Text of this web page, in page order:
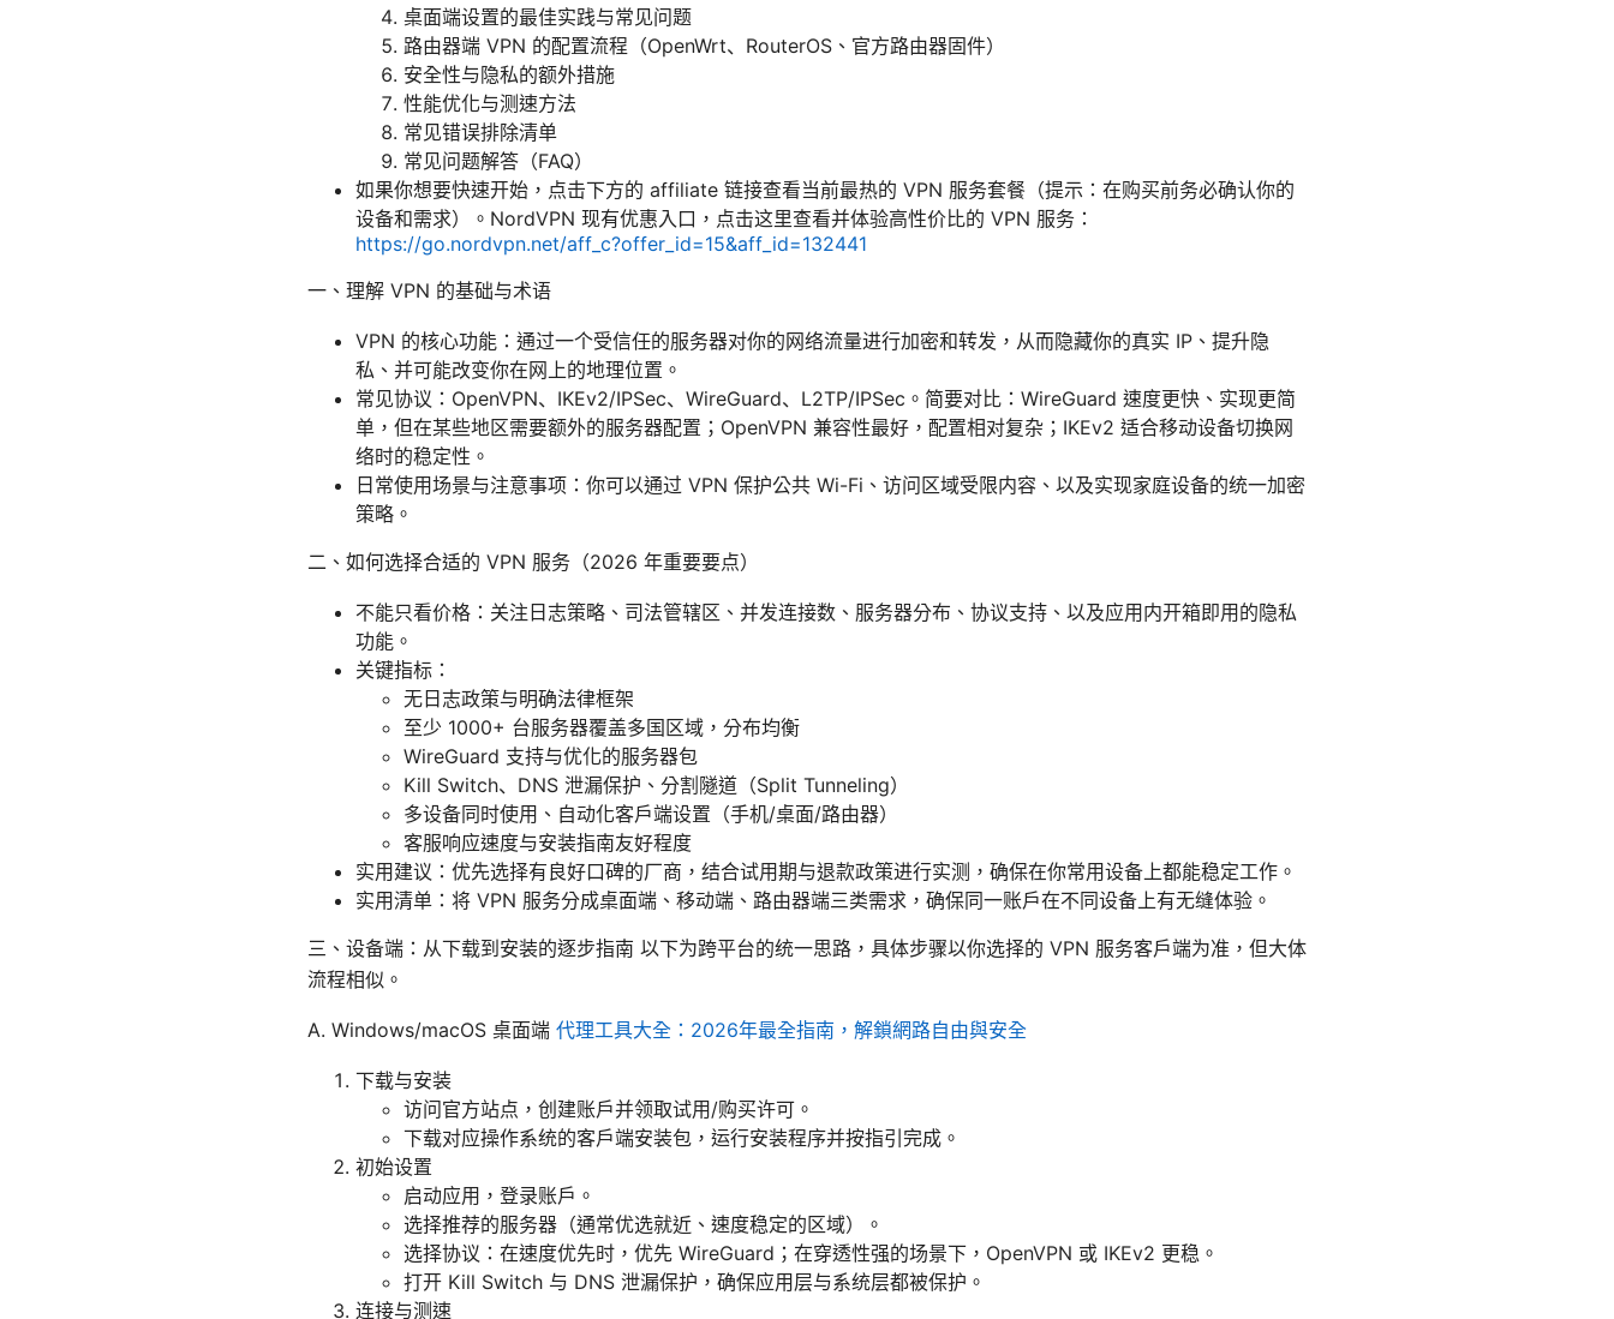
桌面端设置的最佳实践与常见问题
路由器端 VPN 的配置流程（OpenWrt、RouterOS、官方路由器固件）
安全性与隐私的额外措施
性能优化与测速方法
常见错误排除清单
常见问题解答（FAQ）
如果你想要快速开始，点击下方的 affiliate 链接查看当前最热的 VPN 服务套餐（提示：在购买前务必确认你的
设备和需求）。NordVPN 现有优惠入口，点击这里查看并体验高性价比的 VPN 服务：
https://go.nordvpn.net/aff_c?offer_id=15&aff_id=132441
一、理解 VPN 的基础与术语
VPN 的核心功能：通过一个受信任的服务器对你的网络流量进行加密和转发，从而隐藏你的真实 IP、提升隐
私、并可能改变你在网上的地理位置。
常见协议：OpenVPN、IKEv2/IPSec、WireGuard、L2TP/IPSec。简要对比：WireGuard 速度更快、实现更简
单，但在某些地区需要额外的服务器配置；OpenVPN 兼容性最好，配置相对复杂；IKEv2 适合移动设备切换网
络时的稳定性。
日常使用场景与注意事项：你可以通过 VPN 保护公共 Wi-Fi、访问区域受限内容、以及实现家庭设备的统一加密
策略。
二、如何选择合适的 VPN 服务（2026 年重要要点）
不能只看价格：关注日志策略、司法管辖区、并发连接数、服务器分布、协议支持、以及应用内开箱即用的隐私
功能。
关键指标：
无日志政策与明确法律框架
至少 1000+ 台服务器覆盖多国区域，分布均衡
WireGuard 支持与优化的服务器包
Kill Switch、DNS 泄漏保护、分割隧道（Split Tunneling）
多设备同时使用、自动化客户端设置（手机/桌面/路由器）
客服响应速度与安装指南友好程度
实用建议：优先选择有良好口碑的厂商，结合试用期与退款政策进行实测，确保在你常用设备上都能稳定工作。
实用清单：将 VPN 服务分成桌面端、移动端、路由器端三类需求，确保同一账户在不同设备上有无缝体验。
三、设备端：从下载到安装的逐步指南 以下为跨平台的统一思路，具体步骤以你选择的 VPN 服务客户端为准，但大体
流程相似。
A. Windows/macOS 桌面端 代理工具大全：2026年最全指南，解鎖網路自由與安全
下载与安装
访问官方站点，创建账户并领取试用/购买许可。
下载对应操作系统的客户端安装包，运行安装程序并按指引完成。
初始设置
启动应用，登录账户。
选择推荐的服务器（通常优选就近、速度稳定的区域）。
选择协议：在速度优先时，优先 WireGuard；在穿透性强的场景下，OpenVPN 或 IKEv2 更稳。
打开 Kill Switch 与 DNS 泄漏保护，确保应用层与系统层都被保护。
连接与测速